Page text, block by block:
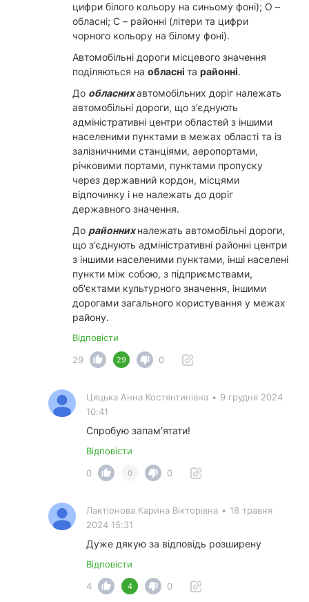
цифри білого кольору на синьому фоні); О –
обласні; С – районні (літери та цифри
чорного кольору на білому фоні).
Автомобільні дороги місцевого значення
поділяються на обласні та районні.
До обласнихавтомобільних доріг належать
автомобільні дороги, що з'єднують
адміністративні центри областей з іншими
населеними пунктами в межах області та із
залізничними станціями, аеропортами,
річковими портами, пунктами пропуску
через державний кордон, місцями
відпочинку і не належать до доріг
державного значення.
До районнихналежать автомобільні дороги,
що з'єднують адміністративні районні центри
з іншими населеними пунктами, інші населені
пункти між собою, з підприємствами,
об'єктами культурного значення, іншими
дорогами загального користування у межах
району.
Відповісти
29
29 0
Цяцька Анна Костянтинівна • 9 грудня 2024
10:41
Спробую запам'ятати!
Відповісти
0
0 0
Лактіонова Карина Вікторівна • 18 травня
2024 15:31
Дуже дякую за відповідь розширену
Відповісти
4
4 0